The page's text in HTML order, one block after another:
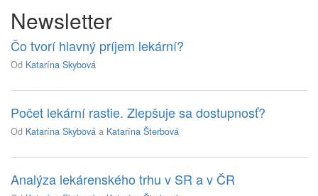
Newsletter
Čo tvorí hlavný príjem lekární?
Od Katarína Skybová
Počet lekární rastie. Zlepšuje sa dostupnosť?
Od Katarína Skybová a Katarína Šterbová
Analýza lekárenského trhu v SR a v ČR